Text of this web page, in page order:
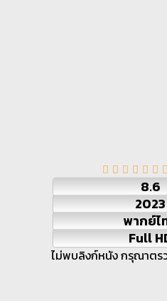
8.6
2023
พากย์ไ
Full
ไม่พบลิงก์หนัง กรุณาตร